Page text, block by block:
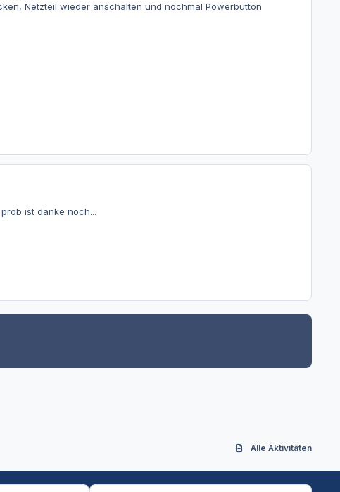
Netzteil wieder anschalten und nochmal Powerbutton
ist danke noch...
Alle Aktivitäten